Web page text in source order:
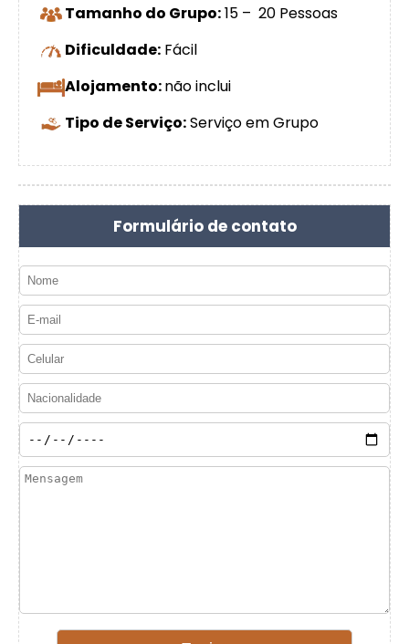
Tamanho do Grupo:15 – 20 Pessoas
Dificuldade: Fácil
Alojamento:não inclui
Tipo de Serviço:Serviço em Grupo
Formulário de contato